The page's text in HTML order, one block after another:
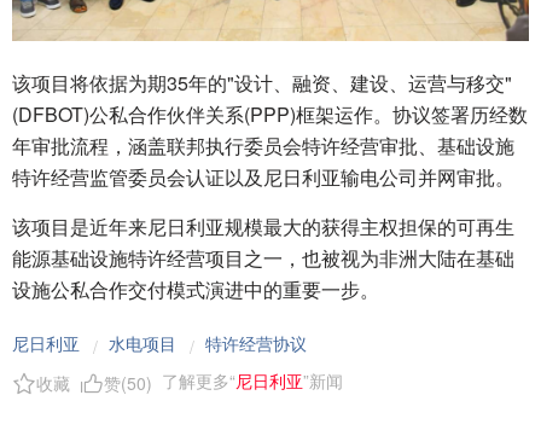
该项目将依据为期35年的"设计、融资、建设、运营与移交"
(DFBOT)公私合作伙伴关系(PPP)框架运作。协议签署历经数
年审批流程，涵盖联邦执行委员会特许经营审批、基础设施
特许经营监管委员会认证以及尼日利亚输电公司并网审批。
该项目是近年来尼日利亚规模最大的获得主权担保的可再生
能源基础设施特许经营项目之一，也被视为非洲大陆在基础
设施公私合作交付模式演进中的重要一步。
尼日利亚 / 水电项目 / 特许经营协议
收藏
赞(50) 了解更多“尼日利亚”新闻